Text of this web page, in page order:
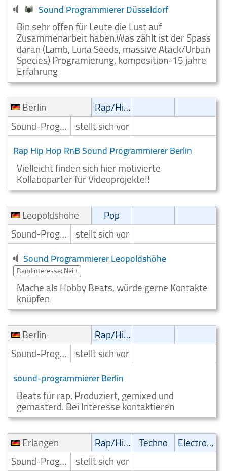
Sound Programmierer Düsseldorf
Bin sehr offen für Leute die Lust auf
Zusammenarbeit haben.Was zählt ist der Spass
daran (Lamb, Luna Seeds, massive Atack/Urban
Species) Programierung, komposition-15 jahre
Erfahrung
Berlin
Rap/Hip-Hop/RnB
Sound-Programmierer stellt sich vor
Rap Hip Hop RnB Sound Programmierer Berlin
Vielleicht finden sich hier motivierte
Kollaboparter für Videoprojekte!!
Leopoldshöhe
Pop
Sound-Programmierer stellt sich vor
Sound Programmierer Leopoldshöhe
Bandinteresse: Nein
Mache als Hobby Beats, würde gerne Kontakte
knüpfen
Berlin
Rap/Hip-Hop/RnB
Sound-Programmierer stellt sich vor
sound-programmierer Berlin
Beats für rap. Produziert, gemixed und
gemasterd. Bei Interesse kontaktieren
Erlangen
Rap/Hip-Hop/RnB Techno
Electronic
Sound-Programmierer stellt sich vor